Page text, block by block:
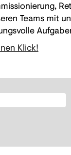
Teams mit
Klick!